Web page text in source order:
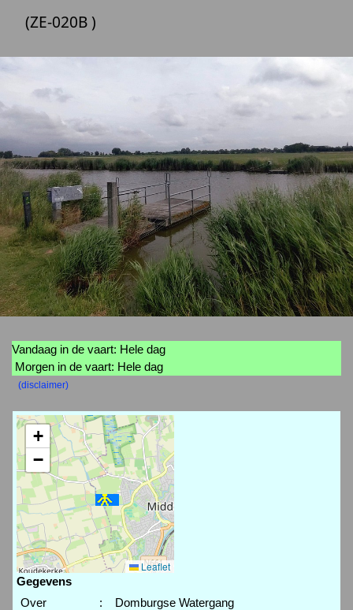
(ZE-020B )
Vandaag in de vaart: Hele dag
Morgen in de vaart: Hele dag
(disclaimer)
+
−
Leaflet
Gegevens
Over
:
Domburgse Watergang